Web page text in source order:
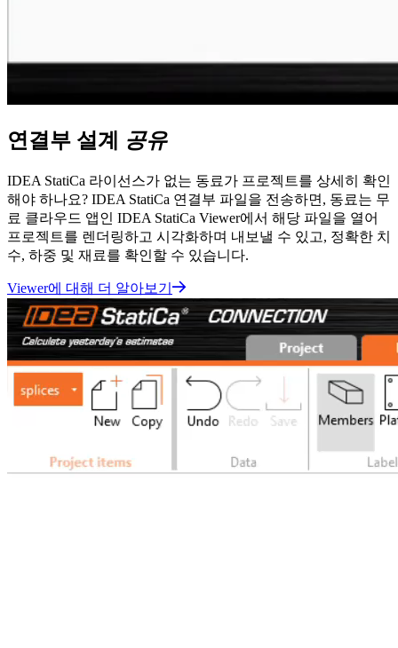
연결부 설계 공유
IDEA StatiCa 라이선스가 없는 동료가 프로젝트를 상세히 확인
해야 하나요? IDEA StatiCa 연결부 파일을 전송하면, 동료는 무
료 클라우드 앱인 IDEA StatiCa Viewer에서 해당 파일을 열어
프로젝트를 렌더링하고 시각화하며 내보낼 수 있고, 정확한 치
수, 하중 및 재료를 확인할 수 있습니다.
Viewer에 대해 더 알아보기